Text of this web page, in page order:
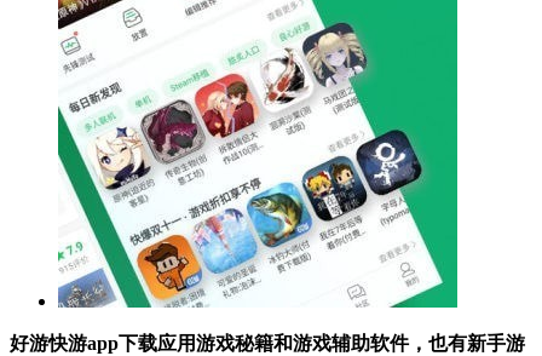
好游快游app下载应用游戏秘籍和游戏辅助软件，也有新手游